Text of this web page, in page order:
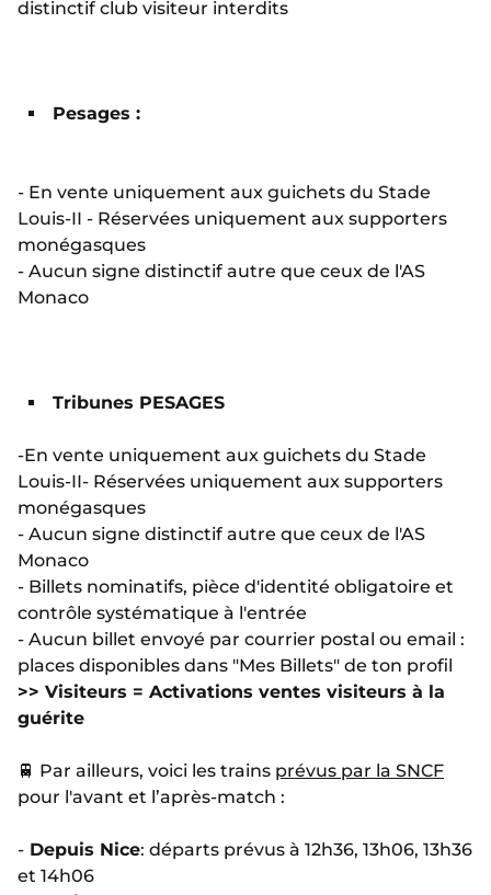
distinctif club visiteur interdits
Pesages :
- En vente uniquement aux guichets du Stade
Louis-II - Réservées uniquement aux supporters
monégasques
- Aucun signe distinctif autre que ceux de l'AS
Monaco
Tribunes PESAGES
-En vente uniquement aux guichets du Stade
Louis-II- Réservées uniquement aux supporters
monégasques
- Aucun signe distinctif autre que ceux de l'AS
Monaco
- Billets nominatifs, pièce d'identité obligatoire et
contrôle systématique à l'entrée
- Aucun billet envoyé par courrier postal ou email :
places disponibles dans "Mes Billets" de ton profil
>> Visiteurs = Activations ventes visiteurs à la
guérite
🚆 Par ailleurs, voici les trains prévus par la SNCF
pour l'avant et l’après-match :
- Depuis Nice: départs prévus à 12h36, 13h06, 13h36
et 14h06